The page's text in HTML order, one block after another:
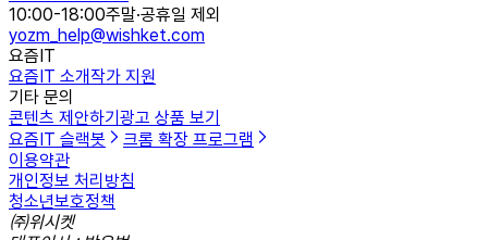
10:00-18:00주말·공휴일 제외
yozm_help@wishket.com
요즘IT
요즘IT 소개작가 지원
기타 문의
콘텐츠 제안하기 광고 상품 보기
요즘IT 슬랙봇
크롬 확장 프로그램
이용약관
개인정보 처리방침
청소년보호정책
㈜위시켓